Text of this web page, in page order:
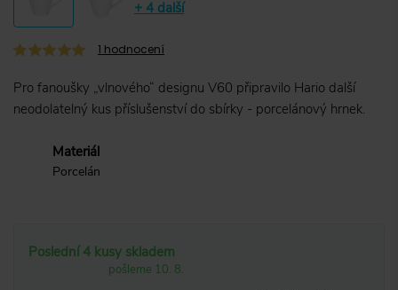
+ 4 další
1 hodnocení
Pro fanoušky „vlnového“ designu V60 připravilo Hario další
neodolatelný kus příslušenství do sbírky - porcelánový hrnek.
Materiál
Porcelán
Poslední 4 kusy skladem
pošleme 10. 8.